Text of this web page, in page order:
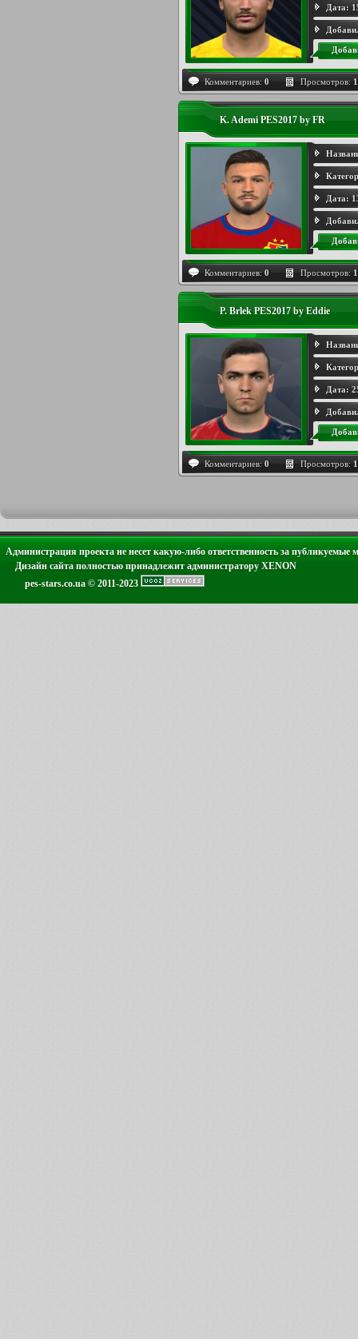
Дата:
Комментариев: 0 Просмотров:
K. Ademi PES2017 by FR
Дата:
Комментариев: 0 Просмотров:
P. Brlek PES2017 by Eddie
Дата:
Комментариев: 0 Просмотров:
Администрация проекта не несет какую-либо ответственность за публикуемые
Дизайн сайта полностью принадлежит администратору XENON
pes-stars.co.ua © 2011-2023